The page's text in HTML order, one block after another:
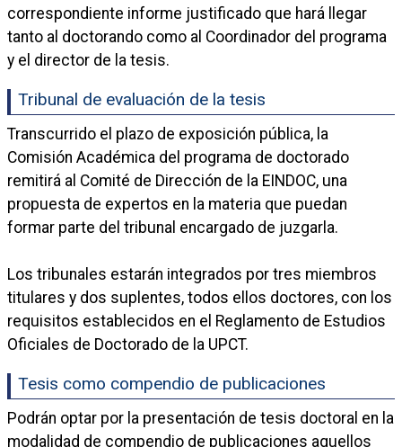
correspondiente informe justificado que hará llegar
tanto al doctorando como al Coordinador del programa
y el director de la tesis.
Tribunal de evaluación de la tesis
Transcurrido el plazo de exposición pública, la
Comisión Académica del programa de doctorado
remitirá al Comité de Dirección de la EINDOC, una
propuesta de expertos en la materia que puedan
formar parte del tribunal encargado de juzgarla.
Los tribunales estarán integrados por tres miembros
titulares y dos suplentes, todos ellos doctores, con los
requisitos establecidos en el Reglamento de Estudios
Oficiales de Doctorado de la UPCT.
Tesis como compendio de publicaciones
Podrán optar por la presentación de tesis doctoral en la
modalidad de compendio de publicaciones aquellos